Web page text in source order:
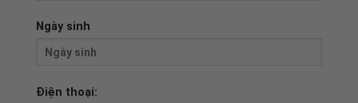
Ngày sinh
Điện thoại: